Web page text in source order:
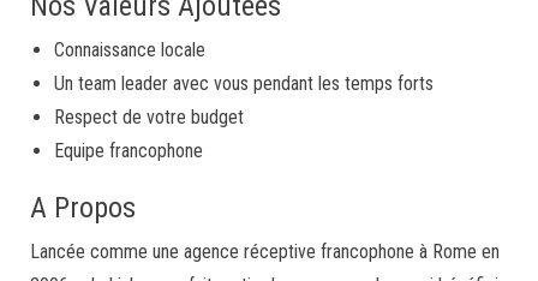
Connaissance locale
Un team leader avec vous pendant les temps forts
Respect de votre budget
Equipe francophone
A Propos
Lancée comme une agence réceptive francophone à Rome en